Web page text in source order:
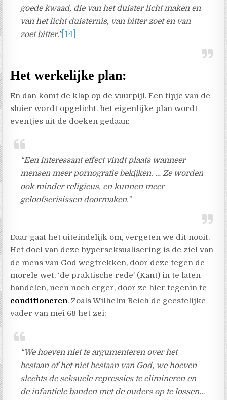
goede kwaad, die van het duister licht maken en
van het licht duisternis, van bitter zoet en van
zoet bitter.”[14]
Het werkelijke plan:
En dan komt de klap op de vuurpijl. Een tipje van de
sluier wordt opgelicht. het eigenlijke plan wordt
eventjes uit de doeken gedaan:
“Een interessant effect vindt plaats wanneer
mensen meer pornografie bekijken. … Ze worden
ook minder religieus, en kunnen meer
geloofscrisissen doormaken.”
Daar gaat het uiteindelijk om, vergeten we dit nooit.
Het doel van deze hyperseksualisering is de ziel van
de mens van God wegtrekken, door deze tegen de
morele wet, ‘de praktische rede’ (Kant) in te laten
handelen, neen noch erger, door ze hier tegenin te
conditioneren. Zoals Wilhelm Reich de geestelijke
vader van mei 68 het zei:
“We hoeven niet te argumenteren over het
bestaan of het niet bestaan van God, we hoeven
slechts de seksuele repressies te elimineren en
de infantiele banden met de ouders op te lossen…